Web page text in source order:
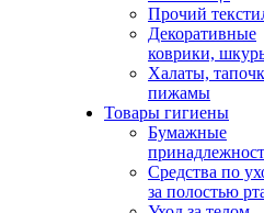
Прочий
Декоративные
коврики,
Халаты,
пижамы
Товары гигиены
Бумажные
Средства по
за полостью